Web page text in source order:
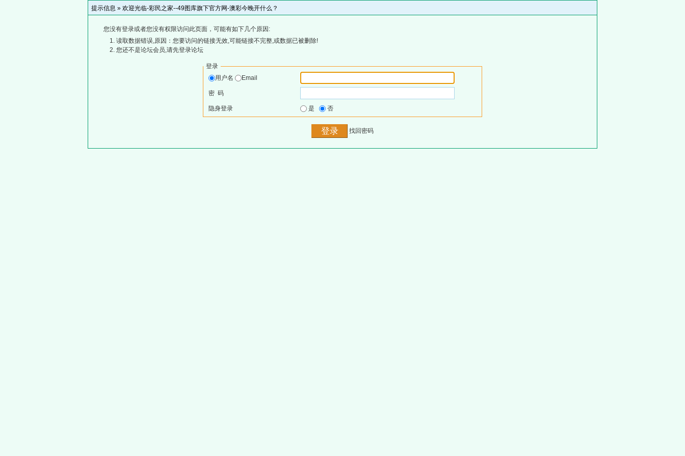
提示信息 » 欢迎光临-彩民之家--49图库旗下官方网-澳彩今晚开什么？
您没有登录或者您没有权限访问此页面，可能有如下几个原因:
读取数据错误,原因：您要访问的链接无效,可能链接不完整,或数据已被删除!
您还不是论坛会员,请先登录论坛
登录
用户名
Email
密 码
隐身登录 是 否
找回密码